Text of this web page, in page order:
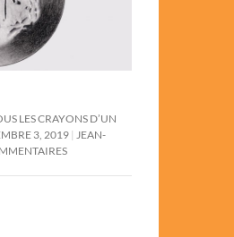
LES CRAYONS D’UN
3, 2019
JEAN-